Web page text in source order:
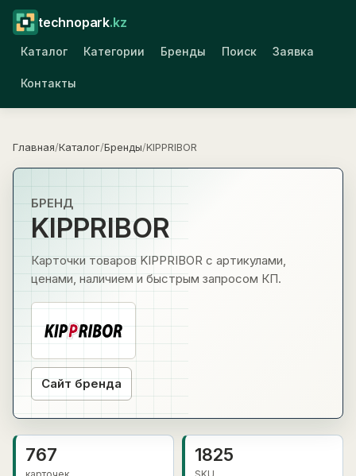
technopark.kz
Каталог Категории Бренды Поиск Заявка
Контакты
Главная/Каталог/Бренды/KIPPRIBOR
БРЕНД
KIPPRIBOR
Карточки товаров KIPPRIBOR с артикулами,
ценами, наличием и быстрым запросом КП.
Сайт бренда
767 1825